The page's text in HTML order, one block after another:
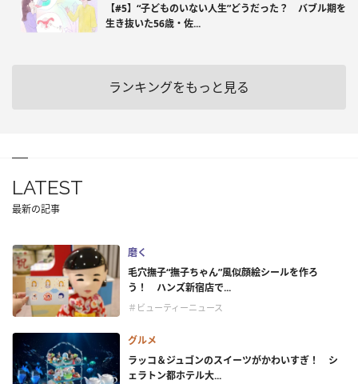
【#5】“子どものいない人生”どうだった？ バブル期を
生き抜いた56歳・佐...
ランキングをもっと見る
LATEST
最新の記事
磨く
毛穴撫子“撫子ちゃん”風似顔絵シールを作ろ
う！ ハンズ新宿店で...
＃ビューティーニュース
グルメ
ラッコ＆ジュゴンのスイーツがかわいすぎ！ シ
ェラトン都ホテル大...